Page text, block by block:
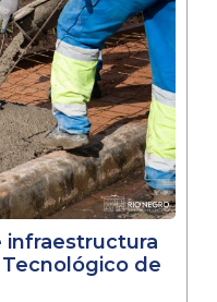
infraestructura
de